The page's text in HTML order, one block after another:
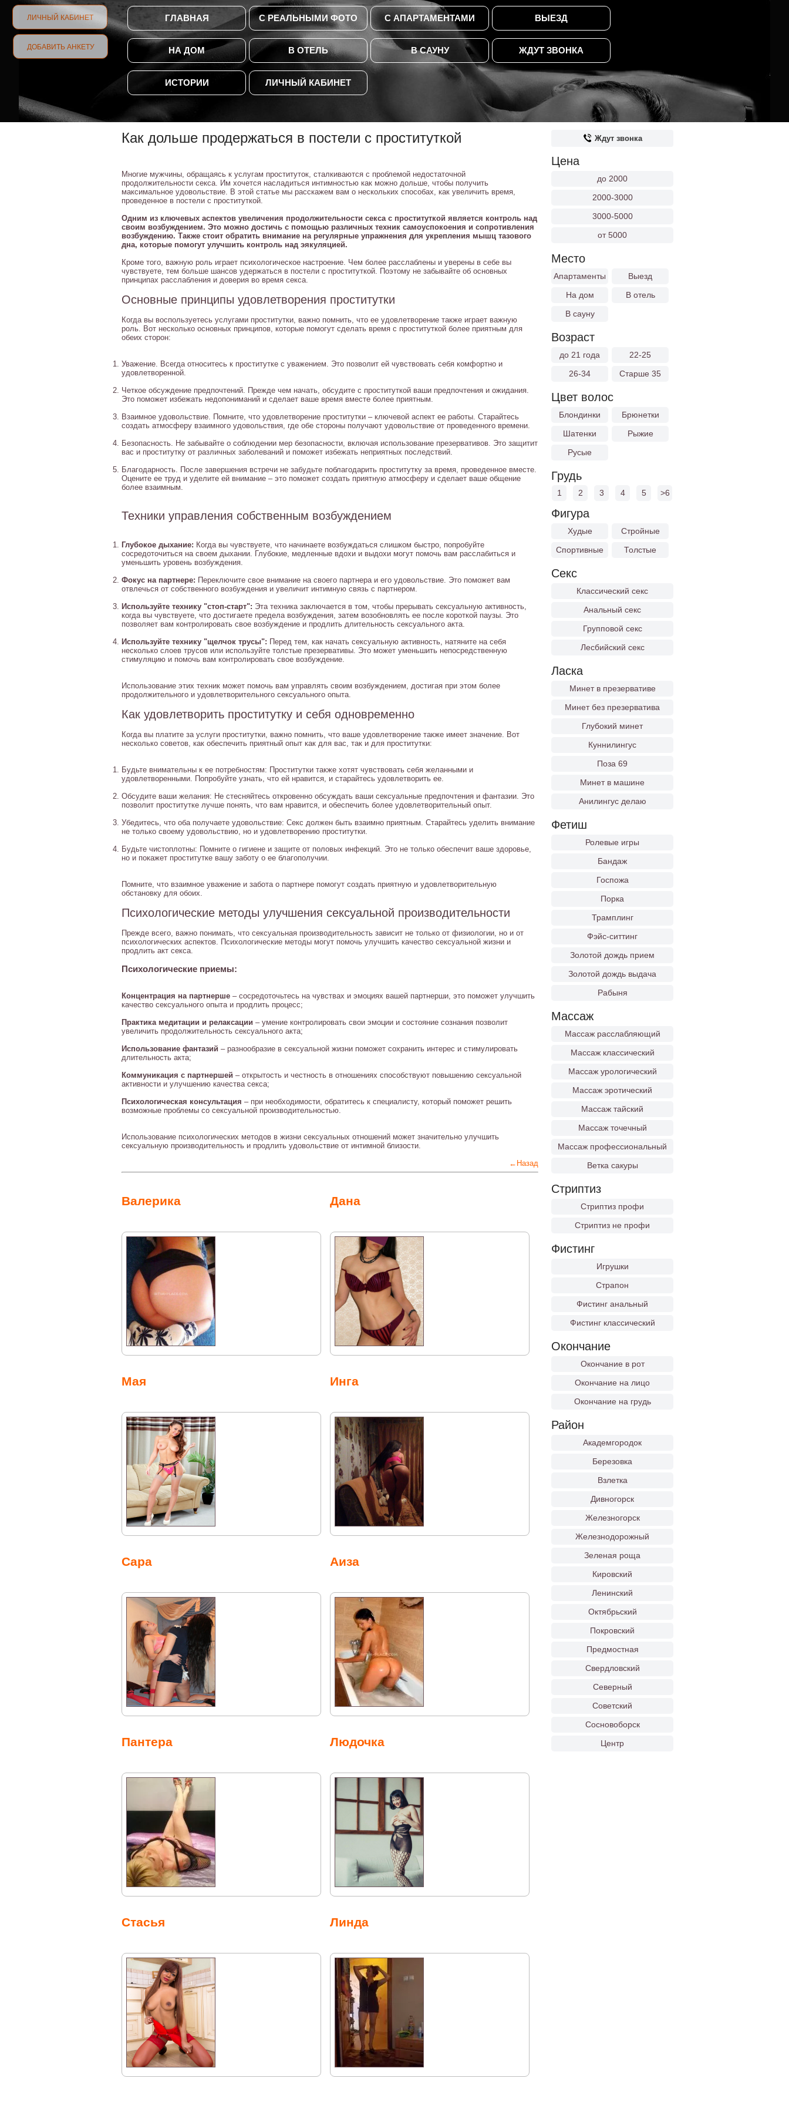
ЛИЧНЫЙ КАБИНЕТ
ДОБАВИТЬ АНКЕТУ
ГЛАВНАЯ С РЕАЛЬНЫМИ ФОТО С АПАРТАМЕНТАМИ ВЫЕЗД
НА ДОМ В ОТЕЛЬ В САУНУ ЖДУТ ЗВОНКА
ИСТОРИИ ЛИЧНЫЙ КАБИНЕТ
Ждут звонка
Цена
до 2000
2000-3000
3000-5000
от 5000
Место
Апартаменты
Выезд
На дом
В отель
В сауну
Возраст
до 21 года
22-25
26-34
Старше 35
Цвет волос
Блондинки
Брюнетки
Шатенки
Рыжие
Русые
Грудь
1 2 3 4 5 >6
Фигура
Худые
Стройные
Спортивные
Толстые
Секс
Классический секс
Анальный секс
Групповой секс
Лесбийский секс
Ласка
Минет в презервативе
Минет без презерватива
Глубокий минет
Куннилингус
Поза 69
Минет в машине
Анилингус делаю
Фетиш
Ролевые игры
Бандаж
Госпожа
Порка
Трамплинг
Фэйс-ситтинг
Золотой дождь прием
Золотой дождь выдача
Рабыня
Массаж
Массаж расслабляющий
Массаж классический
Массаж урологический
Массаж эротический
Массаж тайский
Массаж точечный
Массаж профессиональный
Ветка сакуры
Стриптиз
Стриптиз профи
Стриптиз не профи
Фистинг
Игрушки
Страпон
Фистинг анальный
Фистинг классический
Окончание
Окончание в рот
Окончание на лицо
Окончание на грудь
Район
Академгородок
Березовка
Взлетка
Дивногорск
Железногорск
Железнодорожный
Зеленая роща
Кировский
Ленинский
Октябрьский
Покровский
Предмостная
Свердловский
Северный
Советский
Сосновоборск
Центр
Как дольше продержаться в постели c проституткой
Многие мужчины, обращаясь к услугам проституток, сталкиваются с проблемой недостаточной
продолжительности секса. Им хочется насладиться интимностью как можно дольше, чтобы получить
максимальное удовольствие. В этой статье мы расскажем вам о нескольких способах, как увеличить время,
проведенное в постели с проституткой.
Одним из ключевых аспектов увеличения продолжительности секса с проституткой является контроль над
своим возбуждением. Это можно достичь с помощью различных техник самоуспокоения и сопротивления
возбуждению. Также стоит обратить внимание на регулярные упражнения для укрепления мышц тазового
дна, которые помогут улучшить контроль над эякуляцией.
Кроме того, важную роль играет психологическое настроение. Чем более расслаблены и уверены в себе вы
чувствуете, тем больше шансов удержаться в постели с проституткой. Поэтому не забывайте об основных
принципах расслабления и доверия во время секса.
Основные принципы удовлетворения проститутки
Когда вы воспользуетесь услугами проститутки, важно помнить, что ее удовлетворение также играет важную
роль. Вот несколько основных принципов, которые помогут сделать время с проституткой более приятным для
обеих сторон:
Уважение. Всегда относитесь к проститутке с уважением. Это позволит ей чувствовать себя комфортно и
удовлетворенной.
Четкое обсуждение предпочтений. Прежде чем начать, обсудите с проституткой ваши предпочтения и ожидания.
Это поможет избежать недопониманий и сделает ваше время вместе более приятным.
Взаимное удовольствие. Помните, что удовлетворение проститутки – ключевой аспект ее работы. Старайтесь
создать атмосферу взаимного удовольствия, где обе стороны получают удовольствие от проведенного времени.
Безопасность. Не забывайте о соблюдении мер безопасности, включая использование презервативов. Это защитит
вас и проститутку от различных заболеваний и поможет избежать неприятных последствий.
Благодарность. После завершения встречи не забудьте поблагодарить проститутку за время, проведенное вместе.
Оцените ее труд и уделите ей внимание – это поможет создать приятную атмосферу и сделает ваше общение
более взаимным.
Техники управления собственным возбуждением
Глубокое дыхание: Когда вы чувствуете, что начинаете возбуждаться слишком быстро, попробуйте
сосредоточиться на своем дыхании. Глубокие, медленные вдохи и выдохи могут помочь вам расслабиться и
уменьшить уровень возбуждения.
Фокус на партнере: Переключите свое внимание на своего партнера и его удовольствие. Это поможет вам
отвлечься от собственного возбуждения и увеличит интимную связь с партнером.
Используйте технику "стоп-старт": Эта техника заключается в том, чтобы прерывать сексуальную активность,
когда вы чувствуете, что достигаете предела возбуждения, затем возобновлять ее после короткой паузы. Это
позволяет вам контролировать свое возбуждение и продлить длительность сексуального акта.
Используйте технику "щелчок трусы": Перед тем, как начать сексуальную активность, натяните на себя
несколько слоев трусов или используйте толстые презервативы. Это может уменьшить непосредственную
стимуляцию и помочь вам контролировать свое возбуждение.
Использование этих техник может помочь вам управлять своим возбуждением, достигая при этом более
продолжительного и удовлетворительного сексуального опыта.
Как удовлетворить проститутку и себя одновременно
Когда вы платите за услуги проститутки, важно помнить, что ваше удовлетворение также имеет значение. Вот
несколько советов, как обеспечить приятный опыт как для вас, так и для проститутки:
Будьте внимательны к ее потребностям: Проститутки также хотят чувствовать себя желанными и
удовлетворенными. Попробуйте узнать, что ей нравится, и старайтесь удовлетворить ее.
Обсудите ваши желания: Не стесняйтесь откровенно обсуждать ваши сексуальные предпочтения и фантазии. Это
позволит проститутке лучше понять, что вам нравится, и обеспечить более удовлетворительный опыт.
Убедитесь, что оба получаете удовольствие: Секс должен быть взаимно приятным. Старайтесь уделить внимание
не только своему удовольствию, но и удовлетворению проститутки.
Будьте чистоплотны: Помните о гигиене и защите от половых инфекций. Это не только обеспечит ваше здоровье,
но и покажет проститутке вашу заботу о ее благополучии.
Помните, что взаимное уважение и забота о партнере помогут создать приятную и удовлетворительную
обстановку для обоих.
Психологические методы улучшения сексуальной производительности
Прежде всего, важно понимать, что сексуальная производительность зависит не только от физиологии, но и от
психологических аспектов. Психологические методы могут помочь улучшить качество сексуальной жизни и
продлить акт секса.
Психологические приемы:
Концентрация на партнерше – сосредоточьтесь на чувствах и эмоциях вашей партнерши, это поможет улучшить
качество сексуального опыта и продлить процесс;
Практика медитации и релаксации – умение контролировать свои эмоции и состояние сознания позволит
увеличить продолжительность сексуального акта;
Использование фантазий – разнообразие в сексуальной жизни поможет сохранить интерес и стимулировать
длительность акта;
Коммуникация с партнершей – открытость и честность в отношениях способствуют повышению сексуальной
активности и улучшению качества секса;
Психологическая консультация – при необходимости, обратитесь к специалисту, который поможет решить
возможные проблемы со сексуальной производительностью.
Использование психологических методов в жизни сексуальных отношений может значительно улучшить
сексуальную производительность и продлить удовольствие от интимной близости.
←Назад
Валерика Дана
Мая Инга
Сара Аиза
Пантера Людочка
Стасья Линда